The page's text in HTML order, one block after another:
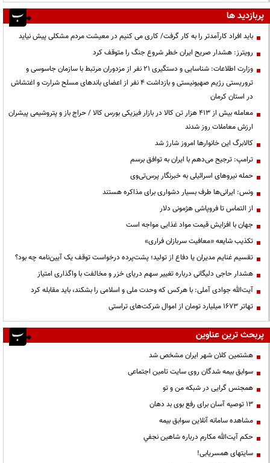
پربازدید ها
باید افراد کارآمدتر را به کار گرفت/ کاری می کنیم در معیشت مردم مشکلی پیش نیاید
رویترز: هشدار صریح ایران خطر شروع جنگ را متوقف کرد
وزارت اطلاعات: شناسایی و دستگیری ۲۱ نفر از مزدوران مرتبط با سازمان جاسوسی و
تروریستی رژیم صهیونیستی و بازداشت ۴ نفر از اعضای باندهای مسلح شرارت و اغتشاش
در استان کرمان
معامله بیش از ۴۱۳ هزار تن کالا در بازار فیزیکی بورس کالا / حراج باز و پتروشیمی پیشران
ارزش معاملات روز شدند
کالابرگ این خانوارها امروز شارژ شد
ترامپ: ترجیح می‌دهم با ایران به توافق برسم
حمله نیروهای اسرائیلی به خبرنگار پرس‌تی‌وی
ونس: ایرانی‌ها طرف بسیار دشواری برای مذاکره هستند
از التماس تا فروپاشی هژمونی دلار
جهان با افزایش قیمت مواد غذایی مواجه است
تکذیب شایعه «معافیت سربازان فراری»
تقسیم غنایم مدیران یا دفاع از تولید؛ پشت‌پرده درخواست توقف یک آیین‌نامه چه بود؟
هشدار حاجی دلیگانی درباره تغییر سهم دریای خزر و مخالفت با واگذاری امتیاز
آیت‌الله جوادی آملی: با هرکس که وحدت ملی و اسلامی را بشکند، باید مقابله کرد
تهاتر ۱۶۷۳ میلیارد تومان از اموال شرکت‌های تراستی
پربحث ترین عناوین
هشتمین کلان شهر ایران مشخص شد
سوابق بیمه شدگان روی سایت تامین اجتماعی
همجنس گرایی در شبکه من و تو
13 توصیه آسان برای رفع بوی بد دهان
مشاهده سامانه آنلاين سوابق بیمه
حكم آيت‌الله مكارم درباره شاهين نجفي
سایتهای همسریابی!